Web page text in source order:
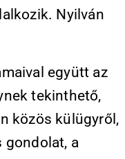
Nyilván
együtt az
tekinthető,
közös külügyről,
gondolat, a